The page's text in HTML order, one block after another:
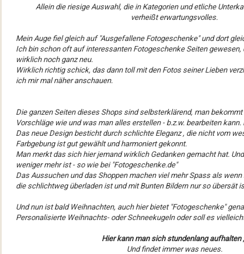
Allein die riesige Auswahl, die in Kategorien und etliche
verheißt erwartungsvolles.
Mein Auge fiel gleich auf "Ausgefallene Fotogeschenke" und dort
Ich bin schon oft auf interessanten Fotogeschenke Seiten gewesen,
wirklich noch ganz neu.
Wirklich richtig schick, das dann toll mit den Fotos seiner Lieben
ich mir mal näher anschauen.
Die ganzen Seiten dieses Shops sind selbsterklärend, man
Vorschläge wie und was man alles erstellen - b.z.w. bearbeiten
Das neue Design besticht durch schlichte Eleganz , die nicht vom
Farbgebung ist gut gewählt und harmoniert gekonnt.
Man merkt das sich hier jemand wirklich Gedanken gemacht hat.
weniger mehr ist - so wie bei "Fotogeschenke.de"
Das Aussuchen und das Shoppen machen viel mehr Spass als
die schlichtweg überladen ist und mit Bunten Bildern nur so übersät
Und nun ist bald Weihnachten, auch hier bietet "Fotogeschenke"
Personalisierte Weihnachts- oder Schneekugeln oder soll es
Hier kann man sich stundenlang aufhalten
Und findet immer was neues.